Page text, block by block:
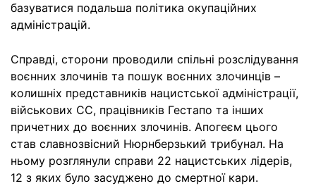
базуватися подальша політика окупаційних
адміністрацій.
Справді, сторони проводили спільні розслідування
воєнних злочинів та пошук воєнних злочинців –
колишніх представників нацистської адміністрації,
військових СС, працівників Гестапо та інших
причетних до воєнних злочинів. Апогеєм цього
став славнозвісний Нюрнберзький трибунал. На
ньому розглянули справи 22 нацистських лідерів,
12 з яких було засуджено до смертної кари.